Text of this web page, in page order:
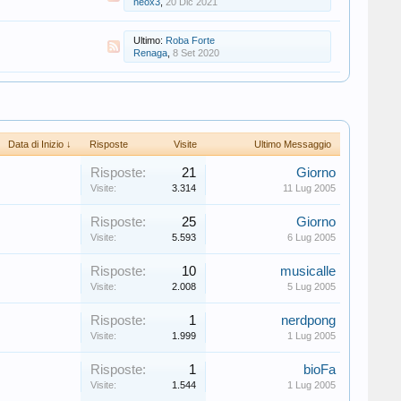
Ultimo: Roba Forte
Renaga 8 Set 2020
Data di Inizio ↓ Risposte Visite Ultimo Messaggio
Risposte: 21
Visite: 3.314
Giorno
11 Lug 2005
Risposte: 25
Visite: 5.593
Giorno
6 Lug 2005
Risposte: 10
Visite: 2.008
musicalle
5 Lug 2005
Risposte: 1
Visite: 1.999
nerdpong
1 Lug 2005
Risposte: 1
Visite: 1.544
bioFa
1 Lug 2005